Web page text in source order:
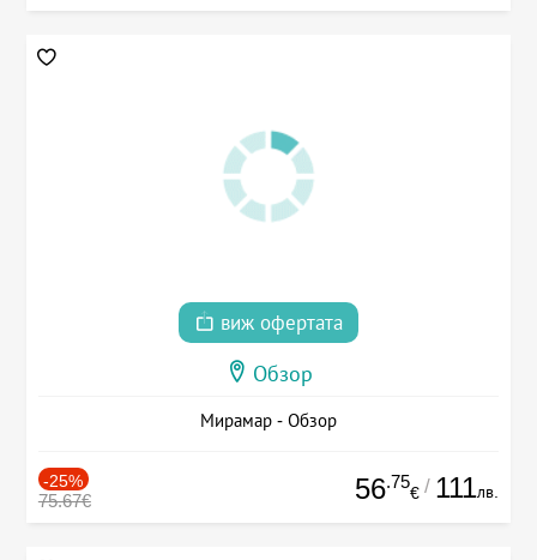
виж офертата
Обзор
Мирамар - Обзор
-25%
75.67€ 56.75
€ / 111лв.